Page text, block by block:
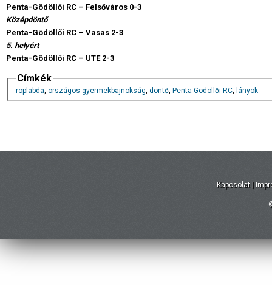
Penta-Gödöllői RC – Felsőváros 0-3
Középdöntő
Penta-Gödöllői RC – Vasas 2-3
5. helyért
Penta-Gödöllői RC – UTE 2-3
Címkék
röplabda, országos gyermekbajnokság, döntő, Penta-Gödöllői RC, lányok
Kapcsolat |